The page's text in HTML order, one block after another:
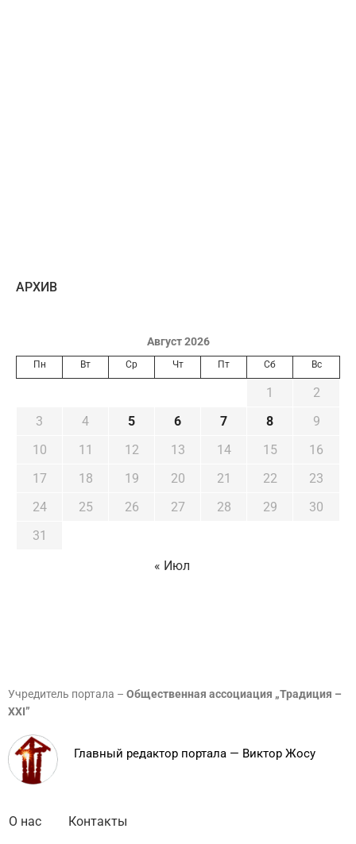
AРХИВ
Август 2026
Пн Вт Ср Чт Пт Сб Вс
1
2
3
4 5 6 7 8
9
10
11 12 13 14 15
16
17
18 19 20 21 22
23
24
25 26 27 28 29
30
31
« Июл
Учредитель портала – Общественная ассоциация „Традиция –
XXI”
Главный редактор портала — Виктор Жосу
О нас Контакты